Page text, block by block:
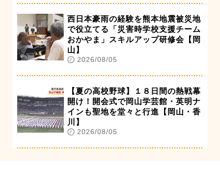
西日本豪雨の経験を熊本地震被災地
で役立てる「災害時学校支援チーム
おかやま」スキルアップ研修会【岡
山】
2026/08/05
【夏の高校野球】１８日間の熱戦幕
開け！開会式で岡山学芸館・英明ナ
インも聖地を堂々と行進【岡山・香
川】
2026/08/05